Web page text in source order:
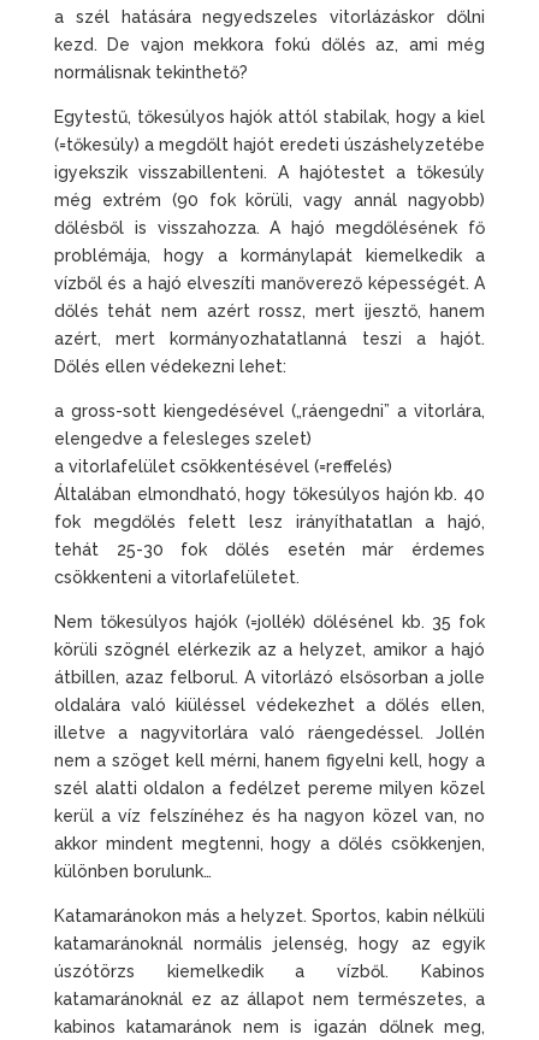
a szél hatására negyedszeles vitorlázáskor dőlni
kezd. De vajon mekkora fokú dőlés az, ami még
normálisnak tekinthető?
Egytestű, tőkesúlyos hajók attól stabilak, hogy a kiel
(=tőkesúly) a megdőlt hajót eredeti úszáshelyzetébe
igyekszik visszabillenteni. A hajótestet a tőkesúly
még extrém (90 fok körüli, vagy annál nagyobb)
dőlésből is visszahozza. A hajó megdőlésének fő
problémája, hogy a kormánylapát kiemelkedik a
vízből és a hajó elveszíti manőverező képességét. A
dőlés tehát nem azért rossz, mert ijesztő, hanem
azért, mert kormányozhatatlanná teszi a hajót.
Dőlés ellen védekezni lehet:
a gross-sott kiengedésével („ráengedni” a vitorlára,
elengedve a felesleges szelet)
a vitorlafelület csökkentésével (=reffelés)
Általában elmondható, hogy tőkesúlyos hajón kb. 40
fok megdőlés felett lesz irányíthatatlan a hajó,
tehát 25-30 fok dőlés esetén már érdemes
csökkenteni a vitorlafelületet.
Nem tőkesúlyos hajók (=jollék) dőlésénel kb. 35 fok
körüli szögnél elérkezik az a helyzet, amikor a hajó
átbillen, azaz felborul. A vitorlázó elsősorban a jolle
oldalára való kiüléssel védekezhet a dőlés ellen,
illetve a nagyvitorlára való ráengedéssel. Jollén
nem a szöget kell mérni, hanem figyelni kell, hogy a
szél alatti oldalon a fedélzet pereme milyen közel
kerül a víz felszínéhez és ha nagyon közel van, no
akkor mindent megtenni, hogy a dőlés csökkenjen,
különben borulunk…
Katamaránokon más a helyzet. Sportos, kabin nélküli
katamaránoknál normális jelenség, hogy az egyik
úszótörzs kiemelkedik a vízből. Kabinos
katamaránoknál ez az állapot nem természetes, a
kabinos katamaránok nem is igazán dőlnek meg,